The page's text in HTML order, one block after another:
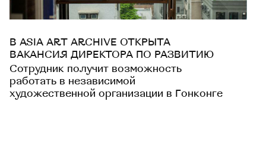
В ASIA ART ARCHIVE ОТКРЫТА
ВАКАНСИЯ ДИРЕКТОРА ПО РАЗВИТИЮ
Сотрудник получит возможность
работать в независимой
художественной организации в Гонконге